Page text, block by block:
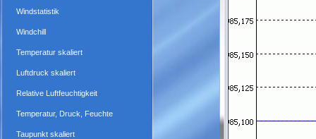
Windstatistik
Windchill
Temperatur skaliert
Luftdruck skaliert
Relative Luftfeuchtigkeit
Temperatur, Druck, Feuchte
Taupunkt skaliert